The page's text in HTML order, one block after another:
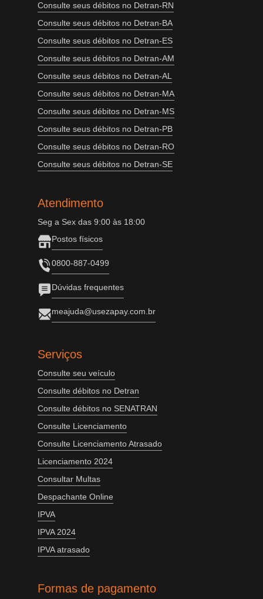
Consulte seus débitos no Detran-RN
Consulte seus débitos no Detran-BA
Consulte seus débitos no Detran-ES
Consulte seus débitos no Detran-AM
Consulte seus débitos no Detran-AL
Consulte seus débitos no Detran-MA
Consulte seus débitos no Detran-MS
Consulte seus débitos no Detran-PB
Consulte seus débitos no Detran-RO
Consulte seus débitos no Detran-SE
Atendimento
Seg a Sex das 9:00 às 18:00
Postos físicos
0800-887-0499
Dúvidas frequentes
meajuda@usezapay.com.br
Serviços
Consulte seu veículo
Consulte débitos no Detran
Consulte débitos no SENATRAN
Consulte Licenciamento
Consulte Licenciamento Atrasado
Licenciamento 2024
Consultar Multas
Despachante Online
IPVA
IPVA 2024
IPVA atrasado
Formas de pagamento